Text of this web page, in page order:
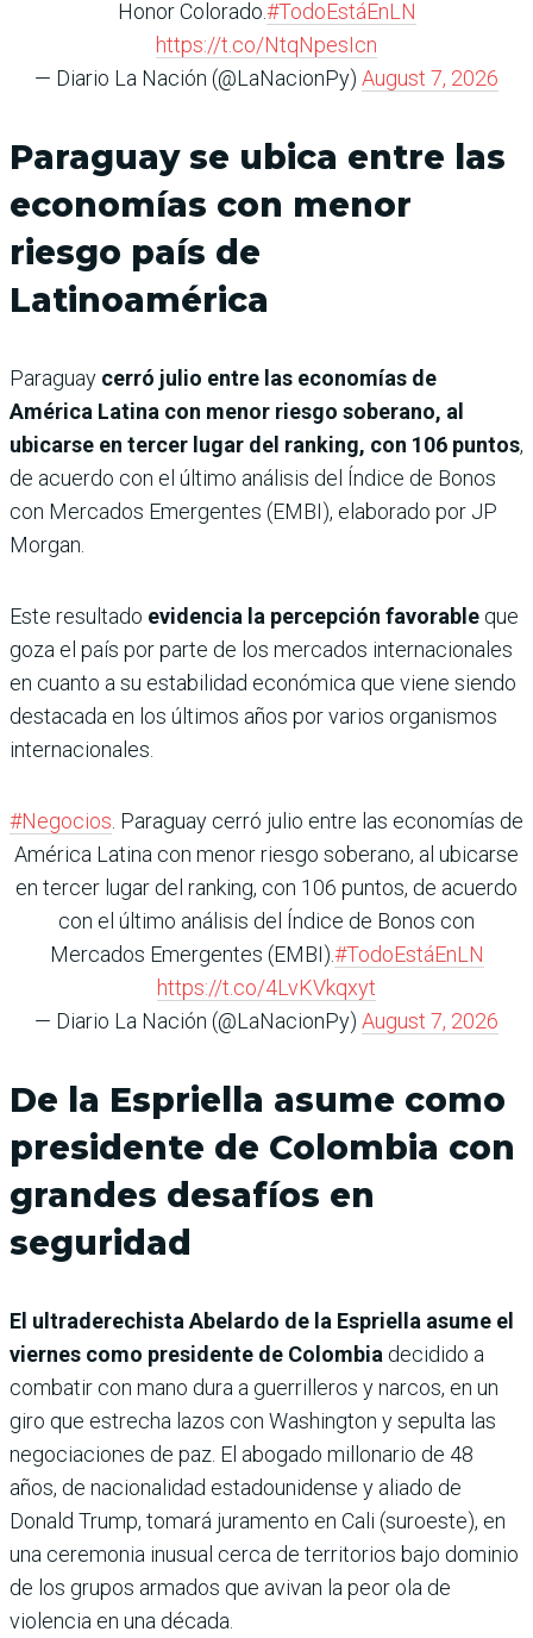
Honor Colorado.#TodoEstáEnLN
https://t.co/NtqNpesIcn
— Diario La Nación (@LaNacionPy) August 7, 2026
Paraguay se ubica entre las
economías con menor
riesgo país de
Latinoamérica
Paraguay cerró julio entre las economías de
América Latina con menor riesgo soberano, al
ubicarse en tercer lugar del ranking, con 106 puntos,
de acuerdo con el último análisis del Índice de Bonos
con Mercados Emergentes (EMBI), elaborado por JP
Morgan.
Este resultado evidencia la percepción favorable que
goza el país por parte de los mercados internacionales
en cuanto a su estabilidad económica que viene siendo
destacada en los últimos años por varios organismos
internacionales.
#Negocios . Paraguay cerró julio entre las economías de
América Latina con menor riesgo soberano, al ubicarse
en tercer lugar del ranking, con 106 puntos, de acuerdo
con el último análisis del Índice de Bonos con
Mercados Emergentes (EMBI).#TodoEstáEnLN
https://t.co/4LvKVkqxyt
— Diario La Nación (@LaNacionPy) August 7, 2026
De la Espriella asume como
presidente de Colombia con
grandes desafíos en
seguridad
El ultraderechista Abelardo de la Espriella asume el
viernes como presidente de Colombia decidido a
combatir con mano dura a guerrilleros y narcos, en un
giro que estrecha lazos con Washington y sepulta las
negociaciones de paz. El abogado millonario de 48
años, de nacionalidad estadounidense y aliado de
Donald Trump, tomará juramento en Cali (suroeste), en
una ceremonia inusual cerca de territorios bajo dominio
de los grupos armados que avivan la peor ola de
violencia en una década.